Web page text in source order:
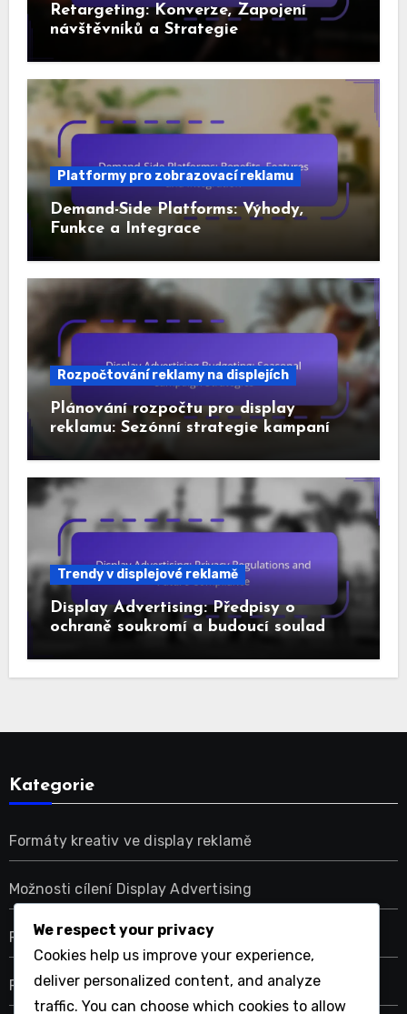
Retargeting: Konverze, Zapojení
návštěvníků a Strategie
Platformy pro zobrazovací reklamu
Demand-Side Platforms: Výhody,
Funkce a Integrace
Rozpočtování reklamy na displejích
Plánování rozpočtu pro display
reklamu: Sezónní strategie kampaní
Trendy v displejové reklamě
Display Advertising: Předpisy o
ochraně soukromí a budoucí soulad
Kategorie
Formáty kreativ ve display reklamě
Možnosti cílení Display Advertising
Platformy pro zobrazovací reklamu
Rozpočtování reklamy na displejích
We respect your privacy
Cookies help us improve your experience,
deliver personalized content, and analyze
traffic. You can choose which cookies to allow